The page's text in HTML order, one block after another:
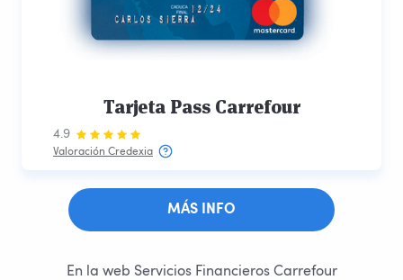
Tarjeta Pass Carrefour
4.9
Valoración Credexia
MÁS INFO
En la web Servicios Financieros Carrefour